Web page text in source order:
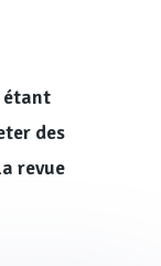
étant
des
revue